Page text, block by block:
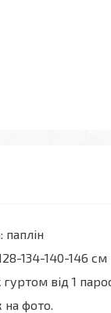
паплін
134-140-146 см
від 1
на фото.